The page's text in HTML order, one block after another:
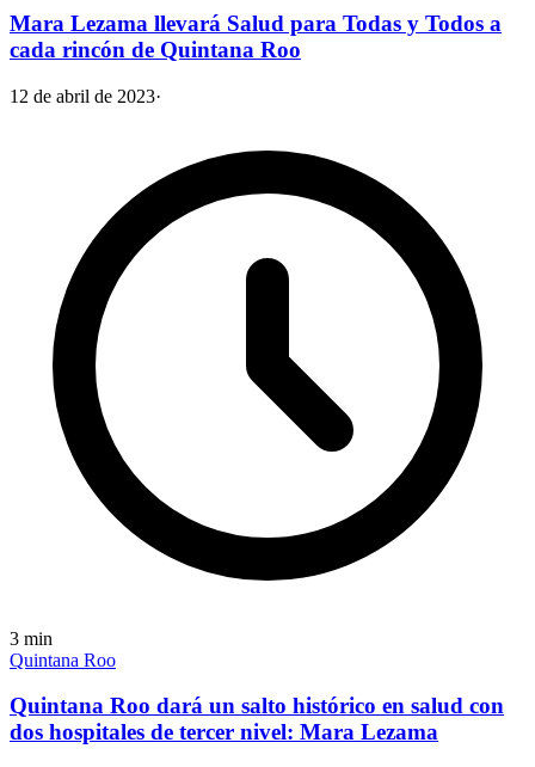
Mara Lezama llevará Salud para Todas y Todos a
cada rincón de Quintana Roo
12 de abril de 2023·
3 min
Quintana Roo
Quintana Roo dará un salto histórico en salud con
dos hospitales de tercer nivel: Mara Lezama